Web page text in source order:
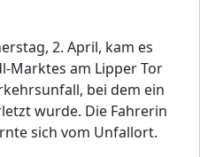
2. April, kam es
Marktes am Lipper Tor
bei dem ein
wurde. Die Fahrerin
sich vom Unfallort.